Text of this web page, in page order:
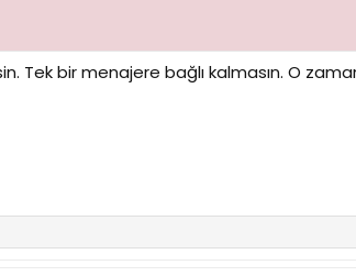
Tek bir menajere bağlı kalmasın. O